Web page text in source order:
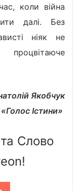
коли війна
далі. Без
ніяк не
Якобчук
Істини»
Слово